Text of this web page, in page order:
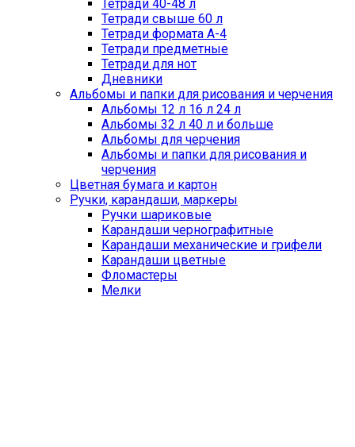
Тетради 40-48 л
Тетради свыше 60 л
Тетради формата А-4
Тетради предметные
Тетради для нот
Дневники
Альбомы и папки для рисования и черчения
Альбомы 12 л 16 л 24 л
Альбомы 32 л 40 л и больше
Альбомы для черчения
Альбомы и папки для рисования и
черчения
Цветная бумага и картон
Ручки, карандаши, маркеры
Ручки шариковые
Карандаши чернографитные
Карандаши механические и грифели
Карандаши цветные
Фломастеры
Мелки